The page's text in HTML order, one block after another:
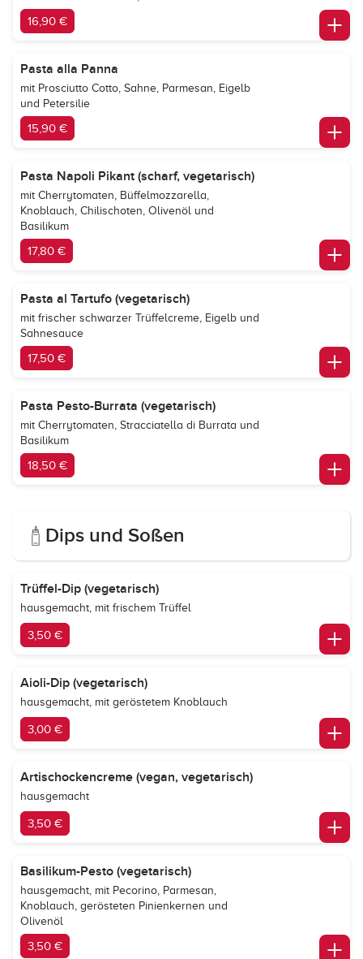
16,90 €
Pasta alla Panna
mit Prosciutto Cotto, Sahne, Parmesan, Eigelb
und Petersilie
15,90 €
Pasta Napoli Pikant (scharf, vegetarisch)
mit Cherrytomaten, Büffelmozzarella,
Knoblauch, Chilischoten, Olivenöl und
Basilikum
17,80 €
Pasta al Tartufo (vegetarisch)
mit frischer schwarzer Trüffelcreme, Eigelb und
Sahnesauce
17,50 €
Pasta Pesto-Burrata (vegetarisch)
mit Cherrytomaten, Stracciatella di Burrata und
Basilikum
18,50 €
Dips und Soßen
Trüffel-Dip (vegetarisch)
hausgemacht, mit frischem Trüffel
3,50 €
Aioli-Dip (vegetarisch)
hausgemacht, mit geröstetem Knoblauch
3,00 €
Artischockencreme (vegan, vegetarisch)
hausgemacht
3,50 €
Basilikum-Pesto (vegetarisch)
hausgemacht, mit Pecorino, Parmesan,
Knoblauch, gerösteten Pinienkernen und
Olivenöl
3,50 €